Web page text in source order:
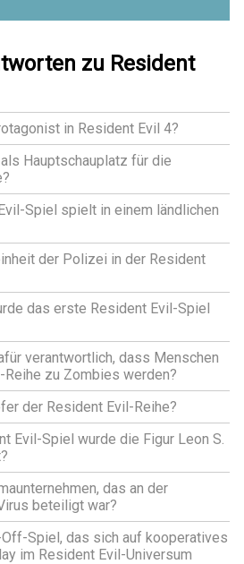
zu Resident
in Resident Evil 4?
Hauptschauplatz für die
Spiel spielt in einem ländlichen
der Polizei in der Resident
das erste Resident Evil-Spiel
verantwortlich, dass Menschen
zu Zombies werden?
der Resident Evil-Reihe?
Evil-Spiel wurde die Figur Leon S.
das an der
beteiligt war?
Spiel, das sich auf kooperatives
im Resident Evil-Universum